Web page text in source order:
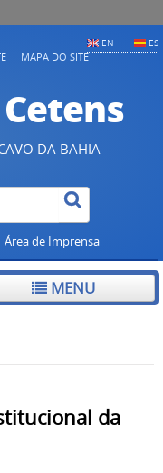
EN ES
MAPA DO SITE
DA BAHIA
Área de Imprensa
MENU
da